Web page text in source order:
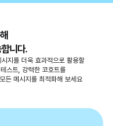
니다.
지를 더욱 효과적으로 활용할
스트, 강력한 코호트를
든 메시지를 최적화해 보세요